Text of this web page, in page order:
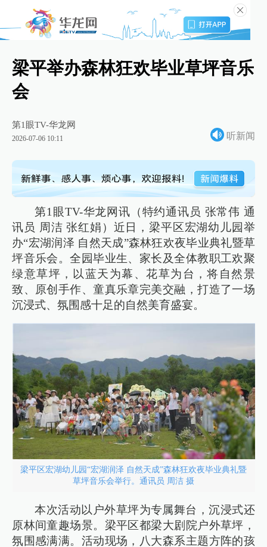
梁平举办森林狂欢毕业草坪音乐
会
第1眼TV-华龙网
2026-07-06 10:11 听新闻
第1眼TV-华龙网讯（特约通讯员 张常伟 通
讯员 周洁 张红娟）近日，梁平区宏湖幼儿园举
办“宏湖润泽 自然天成”森林狂欢夜毕业典礼暨草
坪音乐会。全园毕业生、家长及全体教职工欢聚
绿意草坪，以蓝天为幕、花草为台，将自然景
致、原创手作、童真乐章完美交融，打造了一场
沉浸式、氛围感十足的自然美育盛宴。
梁平区宏湖幼儿园“宏湖润泽 自然天成”森林狂欢夜毕业典礼暨
草坪音乐会举行。通讯员 周洁 摄
本次活动以户外草坪为专属舞台，沉浸式还
原林间童趣场景。梁平区都梁大剧院户外草坪，
氛围感满满。活动现场，八大森系主题方阵的孩